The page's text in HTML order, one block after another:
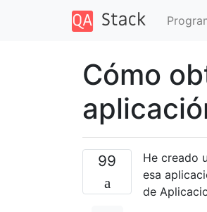
Cómo
99
He creado
esa
de